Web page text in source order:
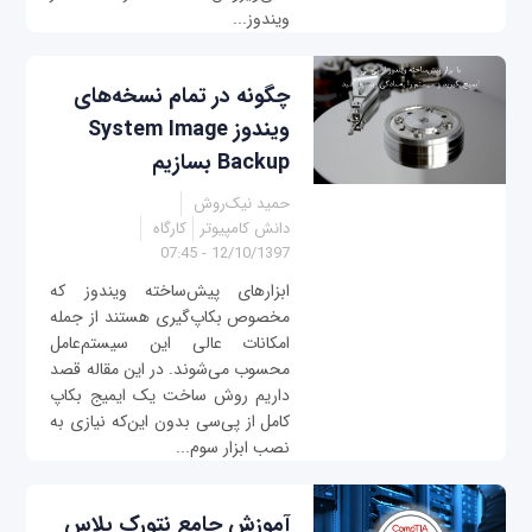
ویندوز...
چگونه در تمام نسخه‌های
ویندوز System Image
Backup بسازیم
حمید نیک‌‌روش
دانش کامپیوتر
کارگاه
12/10/1397 - 07:45
ابزارهای پیش‌ساخته ویندوز که
مخصوص بکاپ‌گیری هستند از جمله
امکانات عالی این سیستم‌عامل
محسوب می‌شوند. در این مقاله قصد
داریم روش ساخت یک ایمیج بکاپ
کامل از پی‌سی بدون این‌که نیازی به
نصب ابزار سوم...
آموزش جامع نتورک پلاس